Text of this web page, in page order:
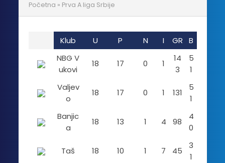
Početna » Prva A liga Srbije
Klub U P N I GR
B
NBG V
ukovi
18 17 0 1
14
3
5
1
Valjev
o
18 17 0 1 131
5
1
Banjic
a
18 13 1 4 98
4
0
Taš 18 10 1 7 45
3
1